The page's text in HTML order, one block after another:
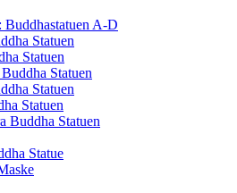
Buddhastatuen A-D
Statuen
Statuen
Statuen
Statuen
Statuen
Buddha Statuen
Statue